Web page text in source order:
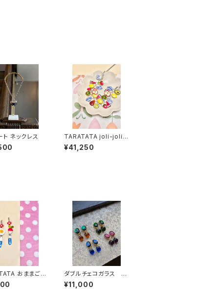
ネックレス
TARATATA joli-joli
ネックレス
¥41,250
おままごと
ダブルチェコガラス イ
ヤリング・ピアス
¥11,000